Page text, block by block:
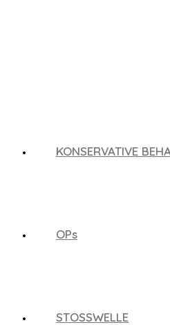
KONSERVATIVE
OPs
STOSSWELLE